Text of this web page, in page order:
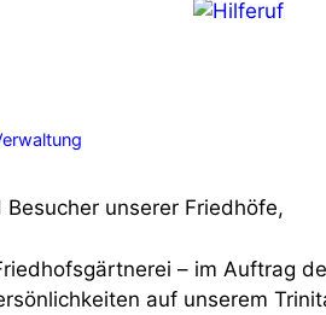
unserer Friedhöfe,
– im Auftrag
auf unserem